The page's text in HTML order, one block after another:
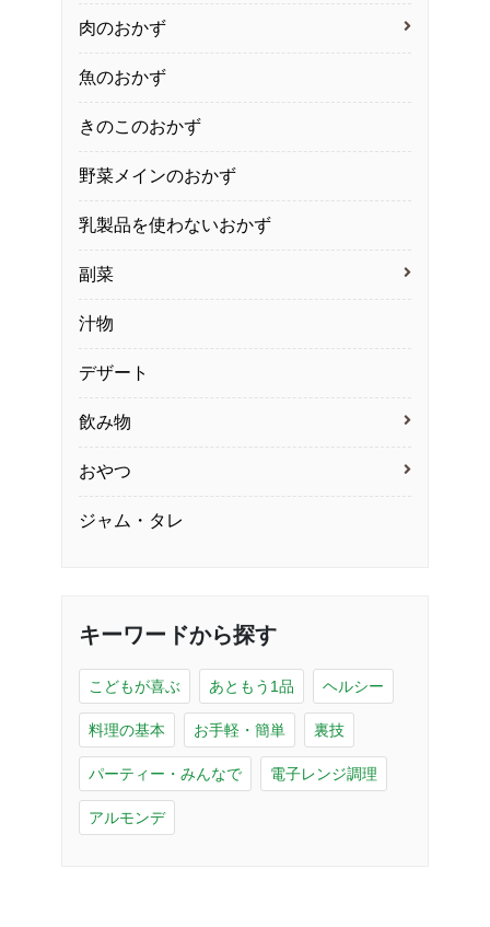
肉のおかず
魚のおかず
きのこのおかず
野菜メインのおかず
乳製品を使わないおかず
副菜
汁物
デザート
飲み物
おやつ
ジャム・タレ
キーワードから探す
こどもが喜ぶ あともう1品 ヘルシー
料理の基本 お手軽・簡単 裏技
パーティー・みんなで 電子レンジ調理
アルモンデ